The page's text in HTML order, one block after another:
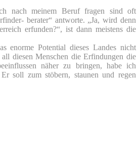
nach meinem Beruf fragen sind oft
berater“ antworte. „Ja, wird denn
erfunden?“, ist dann meistens die
enorme Potential dieses Landes nicht
diesen Menschen die Erfindungen die
näher zu bringen, habe ich
soll zum stöbern, staunen und regen